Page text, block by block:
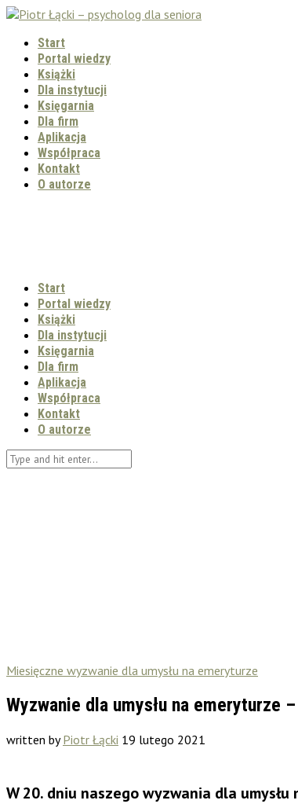
Start
Portal wiedzy
Książki
Dla instytucji
Księgarnia
Dla firm
Aplikacja
Współpraca
Kontakt
O autorze
Start
Portal wiedzy
Książki
Dla instytucji
Księgarnia
Dla firm
Aplikacja
Współpraca
Kontakt
O autorze
Miesięczne wyzwanie dla umysłu na emeryturze
Wyzwanie dla umysłu na emeryturze
written byPiotr Łącki 19 lutego 2021
W 20. dniu naszego wyzwania dla